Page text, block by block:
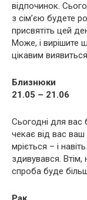
відпочинок.
з сім’єю будете
присвятіть цей
Може, і вирішите
цікавим
Близнюки
21.05 – 21.06
Сьогодні для
чекає від вас
мріється – і
здивувався.
спроба буде